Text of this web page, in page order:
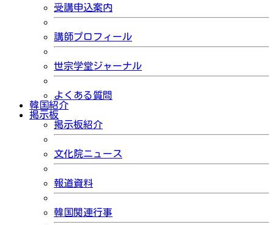
受講申込案内
講師プロフィール
世宗学堂ジャーナル
よくある質問
韓国紹介
掲示板
掲示板紹介
文化院ニュース
報道資料
韓国関連行事